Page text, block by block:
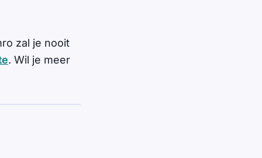
zal je nooit
. Wil je meer